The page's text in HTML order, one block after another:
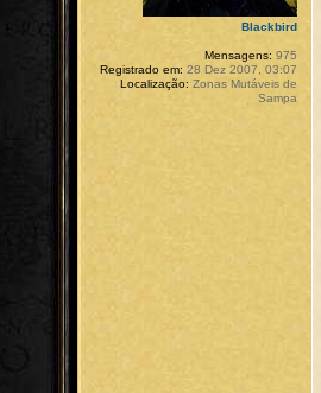
Blackbird
Mensagens: 975
Registrado em: 28 Dez 2007, 03:07
Localização: Zonas Mutáveis de
Sampa